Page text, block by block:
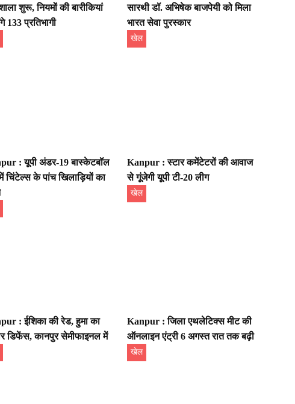
शुरू, नियमों की बारीकियां
133 प्रतिभागी
सारथी डॉ. अभिषेक बाजपेयी को मिला
भारत सेवा पुरस्कार
खेल
: यूपी अंडर-19 बास्केटबॉल
चिंटेल्स के पांच खिलाड़ियों का
Kanpur : स्टार कमेंटेटरों की आवाज
से गूंजेगी यूपी टी-20 लीग
खेल
: ईशिका की रेड, हुमा का
डिफेंस, कानपुर सेमीफाइनल में
Kanpur : जिला एथलेटिक्स मीट की
ऑनलाइन एंट्री 6 अगस्त रात तक बढ़ी
खेल